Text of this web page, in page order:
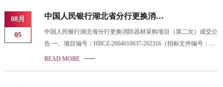
262490项目名称：立库存储系统二、公示时段公示时段：2026年8
月7日至2026年8月10日。三、评标信息评标日期：2026年8月5日评
标地点：湖北省成套招标股份有限公司10楼1007号会议室四、评标
结果第1名：陕西电器研究所 投标总价：4360000.
08月
05
中国人民银行湖北省分行更换消防
中国人民银行湖北省分行更换消防器材采购项目（第二次）成交公
告 一、项目编号：HBCZ-2604010637-262316（招标文件编号：
HBCZ-2604010637-262316）二、项目名称：中国人民银行湖北省
READ MORE